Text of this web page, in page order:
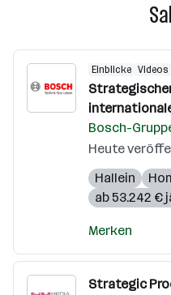
Einblicke Videos
Bosch-
Heute
Hallein
ab 53.242 €
Merken
Strategic